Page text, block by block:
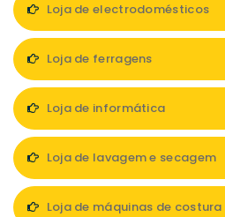
Loja de electrodomésticos
Loja de ferragens
Loja de informática
Loja de lavagem e secagem
Loja de máquinas de costura